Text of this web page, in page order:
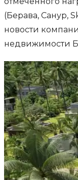
(Берава, Санур,
новости
недвижимости